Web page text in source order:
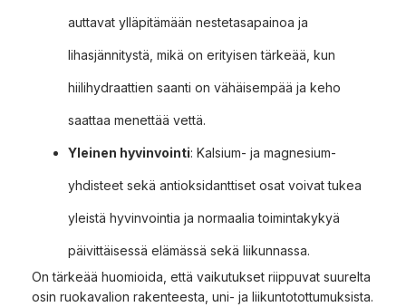
auttavat ylläpitämään nestetasapainoa ja
lihasjännitystä, mikä on erityisen tärkeää, kun
hiilihydraattien saanti on vähäisempää ja keho
saattaa menettää vettä.
Yleinen hyvinvointi: Kalsium- ja magnesium-
yhdisteet sekä antioksidanttiset osat voivat tukea
yleistä hyvinvointia ja normaalia toimintakykyä
päivittäisessä elämässä sekä liikunnassa.
On tärkeää huomioida, että vaikutukset riippuvat suurelta
osin ruokavalion rakenteesta, uni- ja liikuntotottumuksista.